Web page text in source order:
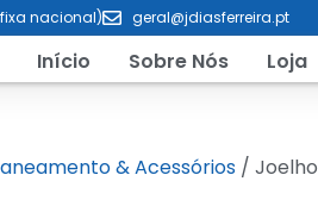
nacional) geral@jdiasferreira.pt
Início Sobre Nós Loja
& Acessórios / Joelho